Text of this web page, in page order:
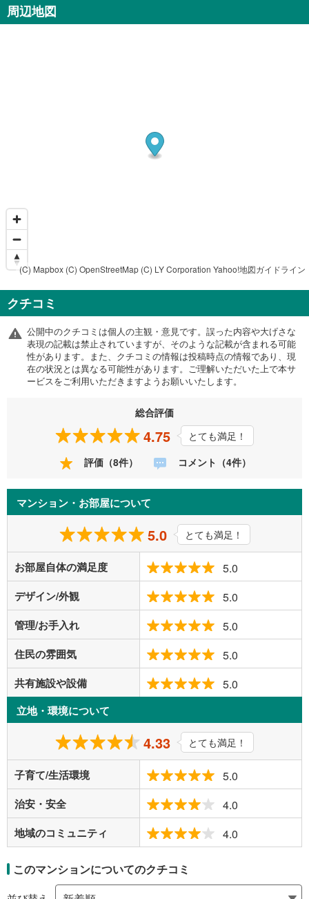
周辺地図
(C) Mapbox (C) OpenStreetMap (C) LY Corporation Yahoo!地図ガイドライン
クチコミ
公開中のクチコミは個人の主観・意見です。誤った内容や大げさな
表現の記載は禁止されていますが、そのような記載が含まれる可能
性があります。また、クチコミの情報は投稿時点の情報であり、現
在の状況とは異なる可能性があります。ご理解いただいた上で本サ
ービスをご利用いただきますようお願いいたします。
総合評価
4.75
とても満足！
評価（8件）
コメント（4件）
マンション・お部屋について
5.0 とても満足！
お部屋自体の満足度 5.0
デザイン/外観 5.0
管理/お手入れ 5.0
住民の雰囲気 5.0
共有施設や設備 5.0
立地・環境について
4.33 とても満足！
子育て/生活環境 5.0
治安・安全 4.0
地域のコミュニティ 4.0
このマンションについてのクチコミ